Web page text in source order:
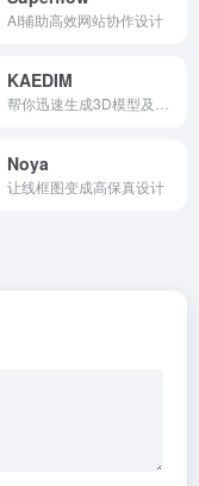
AI辅助高效网站协作设计
KAEDIM
Noya
让线框图变成高保真设计